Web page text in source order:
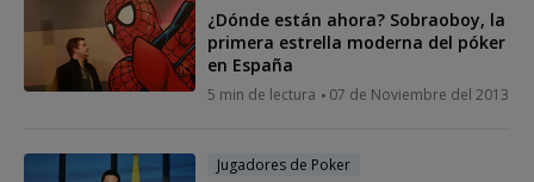
¿Dónde están ahora? Sobraoboy, la
primera estrella moderna del póker
en España
5 min de lectura 07 de Noviembre del 2013
Jugadores de Poker